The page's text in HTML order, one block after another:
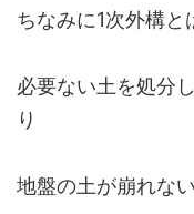
ちなみに1次外構
必要ない土を処分
り
地盤の土が崩れな